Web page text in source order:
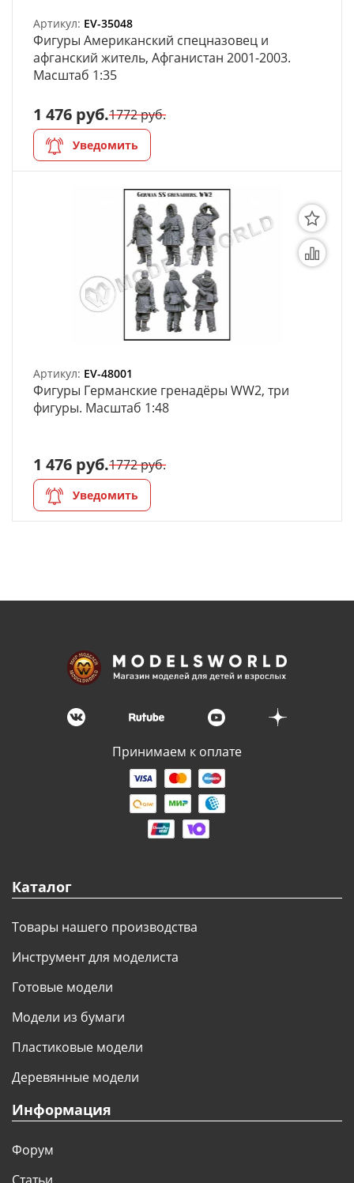
Артикул: EV-35048
Фигуры Американский спецназовец и
афганский житель, Афганистан 2001-2003.
Масштаб 1:35
1 476 руб.1772 руб.
Уведомить
Артикул: EV-48001
Фигуры Германские гренадёры WW2, три
фигуры. Масштаб 1:48
1 476 руб.1772 руб.
Уведомить
Принимаем к оплате
Каталог
Товары нашего производства
Инструмент для моделиста
Готовые модели
Модели из бумаги
Пластиковые модели
Деревянные модели
Информация
Форум